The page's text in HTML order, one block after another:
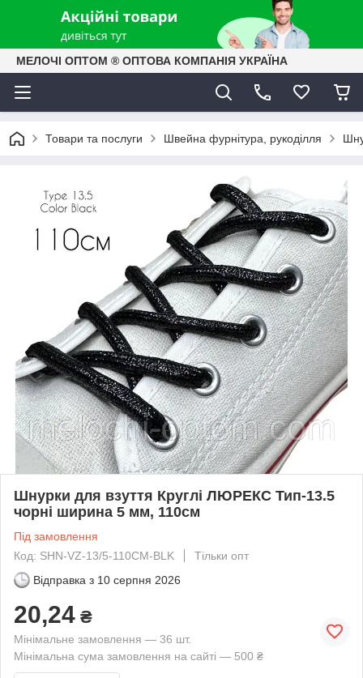
МЕЛОЧІ ОПТОМ ® ОПТОВА КОМПАНІЯ УКРАЇНА
Товари та послуги Швейна фурнітура, рукоділля
Шнурки для взуття Круглі ЛЮРЕКС Тип-13.5
чорні ширина 5 мм, 110см
Під замовлення
Код: SHN-VZ-13/5-110CM-BLK
Тільки опт
Відправка з 10 серпня 2026
20,24 ₴
Мінімальне замовлення — 36 шт.
Мінімальна сума замовлення на сайті — 500 ₴